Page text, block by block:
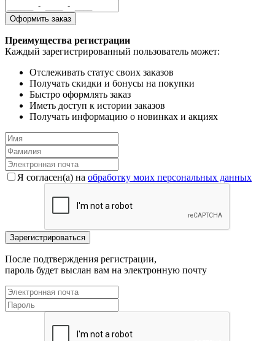
Преимущества регистрации
Каждый зарегистрированный пользователь может:
Отслеживать статус своих заказов
Получать скидки и бонусы на покупки
Быстро оформлять заказ
Иметь доступ к истории заказов
Получать информацию о новинках и акциях
Я согласен(a) на обработку моих персональных данных
После подтверждения регистрации,
пароль будет выслан вам на электронную почту